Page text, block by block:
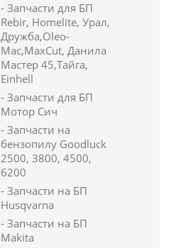
- Запчасти для БП
Rebir, Homelite, Урал,
Дружба,Oleo-
Mac,MaxCut, Данила
Мастер 45,Тайга,
Einhell
- Запчасти для БП
Мотор Сич
- Запчасти на
бензопилу Goodluck
2500, 3800, 4500,
6200
- Запчасти на БП
Husqvarna
- Запчасти на БП
Makita